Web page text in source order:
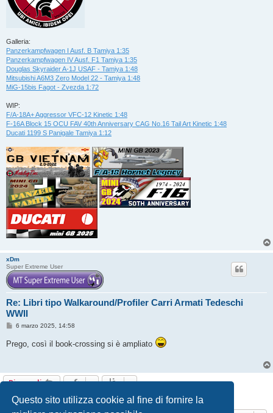
Questo sito utilizza cookie al fine di fornire la
Galleria:
Panzerkampfwagen I Ausf. B Tamiya 1:35
Panzerkampfwagen IV Ausf. F1 Tamiya 1:35
Douglas Skyraider A-1J USAF - Tamiya 1:48
Mitsubishi A6M3 Zero Model 22 - Tamiya 1:48
MiG-15bis Fagot - Zvezda 1:72
WIP:
F/A-18A+ Aggressor VFC-12 Kinetic 1:48
F-16A Block 15 OCU FAV 40th Anniversary CAG No.16 Tail Art Kinetic 1:48
Ducati 1199 S Panigale Tamiya 1:12
xDm
Super Extreme User
Re: Libri tipo Walkaround/Profiler Carri Armati Tedeschi
WWII
M
s
i
o
6 marzo 2025, 14:58
Prego, così il book-crossing si è ampliato
Rispondi
9 messaggi • Pagina1 di1